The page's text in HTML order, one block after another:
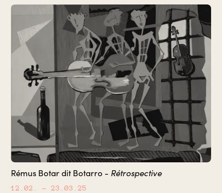
Rémus Botar dit Botarro - Rétrospective
12.02. – 23.03.25